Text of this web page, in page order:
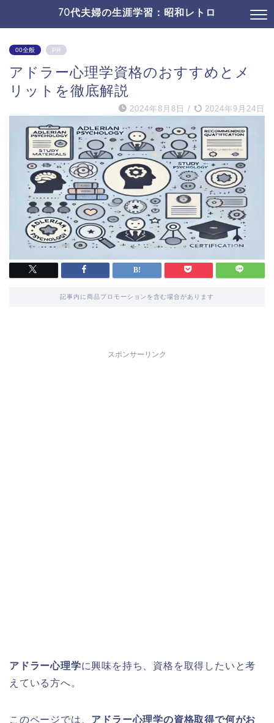
70代夫婦の生涯学習：昭和レトロ
00全般 PR
アドラー心理学資格のおすすめとメ
リットを徹底解説
2024年8月8日 / 2024年9月24日
記事内に商品プロモーションを含む場合があります
スポンサーリンク
アドラー心理学に興味を持ち、資格を取得したいと考
えている方へ。
このページでは、 アドラー心理学の資格取得で何がお